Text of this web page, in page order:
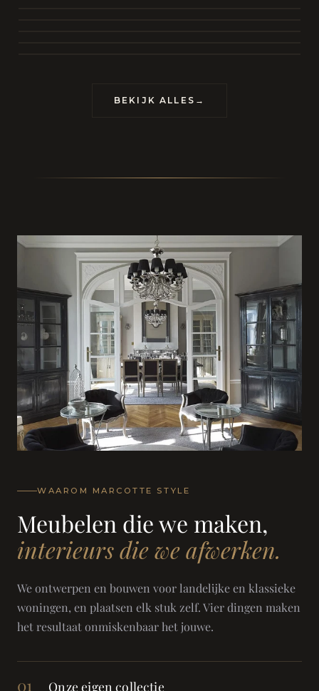
BEKIJK ALLES →
WAAROM MARCOTTE STYLE
Meubelen die we maken,
interieurs die we afwerken.
We ontwerpen en bouwen voor landelijke en klassieke
woningen, en plaatsen elk stuk zelf. Vier dingen maken
het resultaat onmiskenbaar het jouwe.
01 Onze eigen collectie